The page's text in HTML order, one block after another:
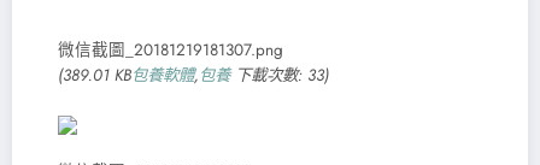
微信截圖_20181219181307.png
(389.01 KB包養軟體,包養下載次數: 33)